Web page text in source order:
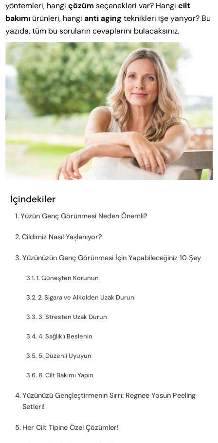
yöntemleri, hangiçözüm seçenekleri var? Hangicilt
bakımı ürünleri, hangianti aging teknikleri işe yarıyor? Bu
yazıda, tüm bu soruların cevaplarını bulacaksınız.
İçindekiler
Yüzün Genç Görünmesi Neden Önemli?
Cildimiz Nasıl Yaşlanıyor?
Yüzünüzün Genç Görünmesi İçin Yapabileceğiniz 10 Şey
1. Güneşten Korunun
2. Sigara ve Alkolden Uzak Durun
3. Stresten Uzak Durun
4. Sağlıklı Beslenin
5. Düzenli Uyuyun
6. Cilt Bakımı Yapın
Yüzünüzü Gençleştirmenin Sırrı: Regnee Yosun Peeling
Setleri!
Her Cilt Tipine Özel Çözümler!